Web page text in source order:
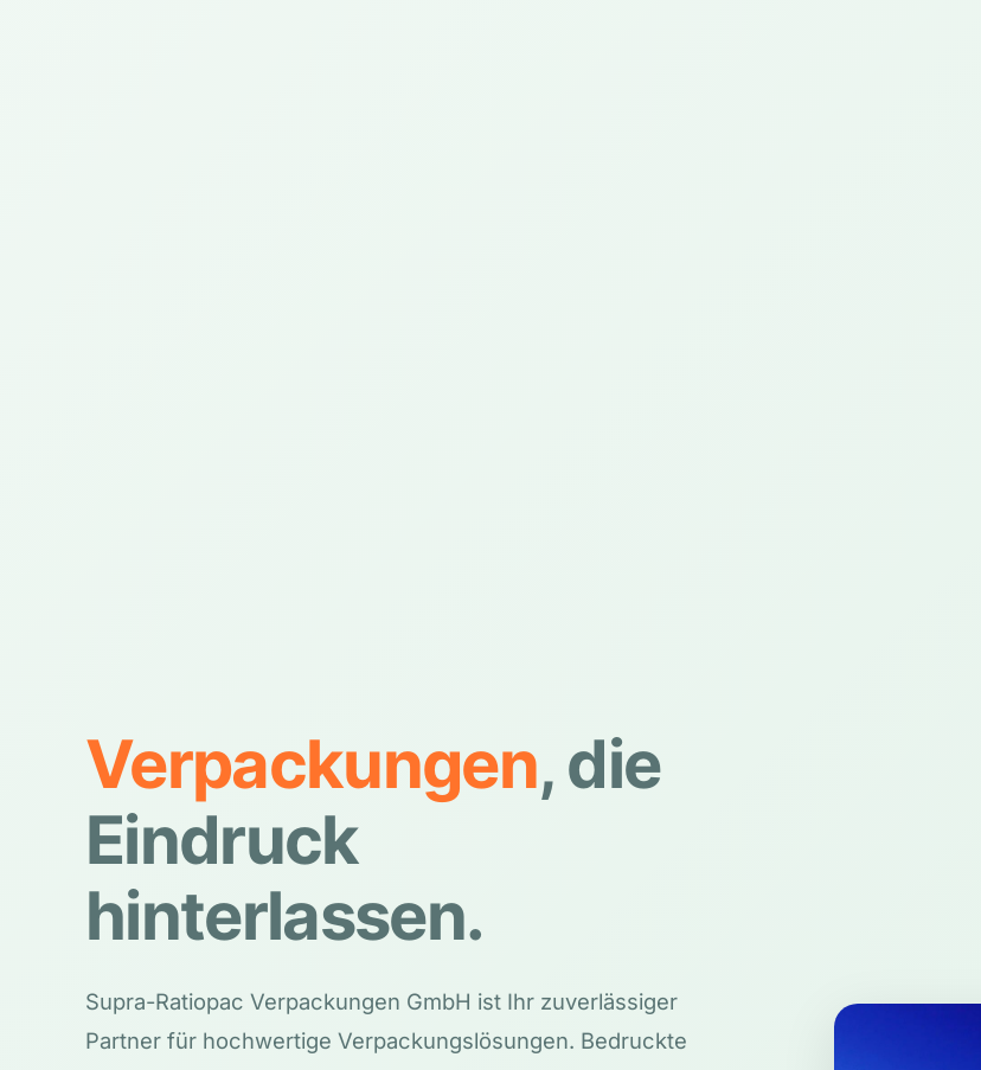
Verpackungen, die
Eindruck
hinterlassen.
Supra-Ratiopac Verpackungen GmbH ist Ihr zuverlässiger
Partner für hochwertige Verpackungslösungen. Bedruckte